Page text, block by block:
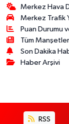
Merkez Hava
Merkez Trafik
Puan Durumu
Tüm Manşetler
Son Dakika
Haber Arşivi
RSS